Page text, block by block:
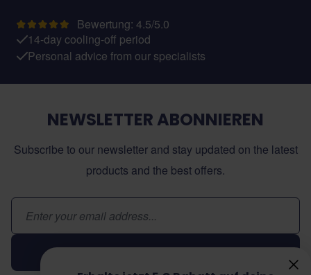
Bewertung: 4.5/5.0
14-day cooling-off period
Personal advice from our specialists
NEWSLETTER ABONNIEREN
Subscribe to our newsletter and stay updated on the latest
products and the best offers.
E-Mail-Adresse
Abonnieren